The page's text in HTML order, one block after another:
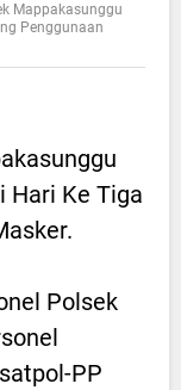
Mappakasunggu
Penggunaan
Hari Ke Tiga
Polsek
PP